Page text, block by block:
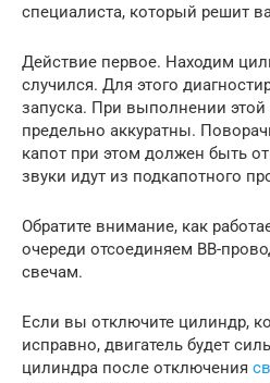
специалиста, который решит
Действие первое. Находим
случился. Для этого
запуска. При выполнении этой
предельно аккуратны.
капот при этом должен быть
звуки идут из подкапотного
Обратите внимание, как
очереди отсоединяем ВВ-
свечам.
Если вы отключите цилиндр,
исправно, двигатель будет
цилиндра после отключения